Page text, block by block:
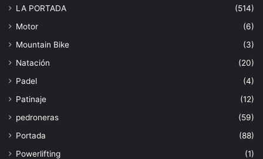
LA PORTADA
(514)
Motor
(6)
Mountain Bike
(3)
Natación
(20)
Padel
(4)
Patinaje
(12)
pedroneras
(59)
Portada
(88)
Powerlifting
(1)